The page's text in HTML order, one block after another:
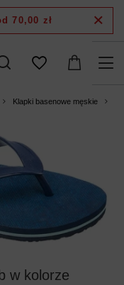
70,00 zł
Klapki basenowe męskie
w kolorze